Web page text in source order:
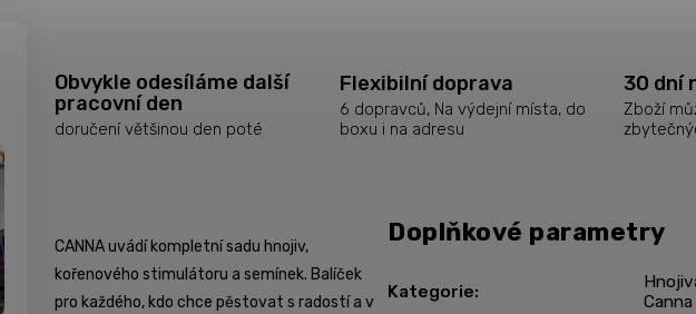
Obvykle odesíláme další
pracovní den
doručení většinou den poté
Flexibilní doprava
6 dopravců, Na výdejní místa, do
boxu i na adresu
30 dní
Zboží
CANNA uvádí kompletní sadu hnojiv,
kořenového stimulátoru a semínek. Balíček
pro každého, kdo chce pěstovat s radostí a v
Doplňkové parametry
Kategorie:
Canna